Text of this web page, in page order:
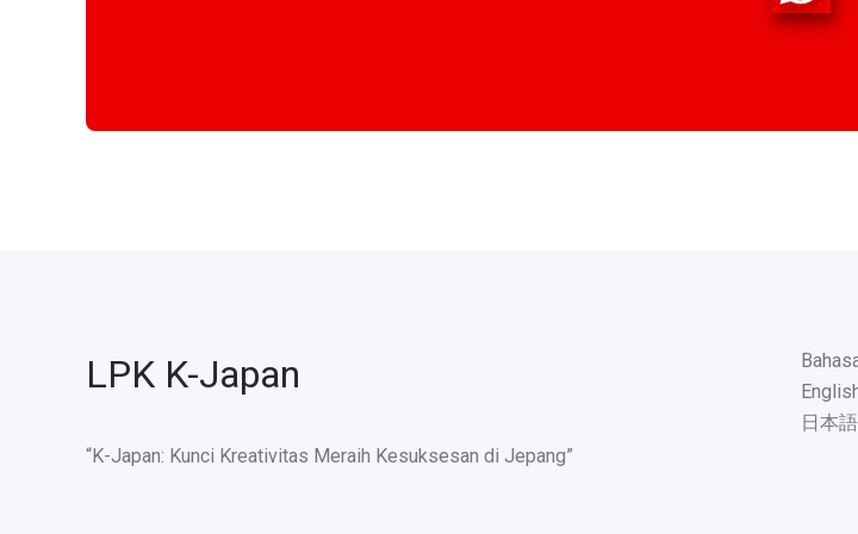
LPK K-Japan
“K-Japan: Kunci Kreativitas Meraih Kesuksesan di Jepang”
日本語